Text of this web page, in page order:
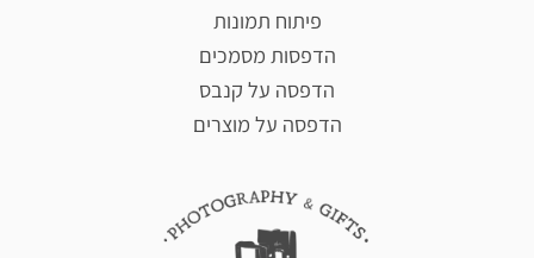
פיתוח תמונות
הדפסות מסמכים
הדפסה על קנבס
הדפסה על מוצרים